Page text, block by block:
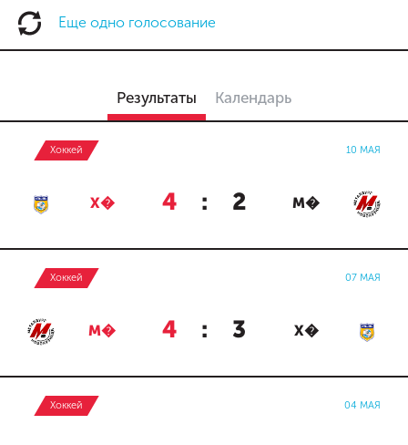
Еще одно голосование
Результаты Календарь
Хоккей 10 МАЯ
Х� 4 : 2 М�
Хоккей 07 МАЯ
М� 4 : 3 Х�
Хоккей 04 МАЯ